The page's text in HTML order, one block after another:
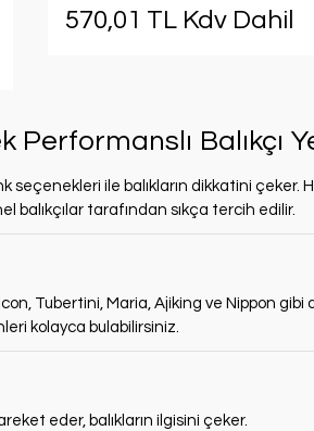
570,01 TL Kdv Dahil
Performanslı Balıkçı
ile balıkların dikkatini çeker.
balıkçılar tarafından sıkça tercih edilir.
Tubertini, Maria, Ajiking ve Nippon
kolayca bulabilirsiniz.
eder, balıkların ilgisini çeker.